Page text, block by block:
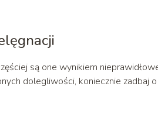
są one wynikiem
dolegliwości, koniecznie zadbaj o